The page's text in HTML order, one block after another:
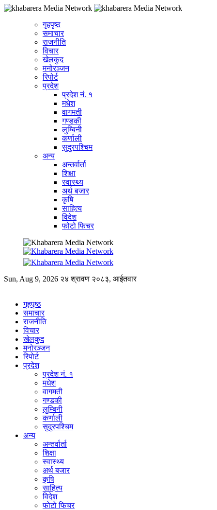
गृहपृष्ठ
समाचार
राजनीति
विचार
खेलकुद
मनोरञ्जन
रिपोर्ट
प्रदेश
प्रदेश नं. १
मधेश
वागमती
गण्डकी
लुम्बिनी
कर्णाली
सुदुरपश्चिम
अन्य
अन्तर्वार्ता
शिक्षा
स्वास्थ्य
अर्थ बजार
कृषि
साहित्य
विदेश
फोटो फिचर
Sun, Aug 9, 2026 २४ श्रावण २०८३, आईतवार
गृहपृष्ठ
समाचार
राजनीति
विचार
खेलकुद
मनोरञ्जन
रिपोर्ट
प्रदेश
प्रदेश नं. १
मधेश
वागमती
गण्डकी
लुम्बिनी
कर्णाली
सुदुरपश्चिम
अन्य
अन्तर्वार्ता
शिक्षा
स्वास्थ्य
अर्थ बजार
कृषि
साहित्य
विदेश
फोटो फिचर